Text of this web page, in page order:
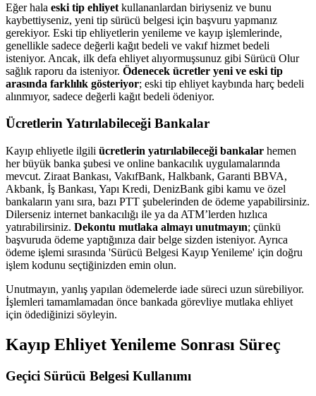
Eğer hala eski tip ehliyet kullananlardan biriyseniz ve bunu
kaybettiyseniz, yeni tip sürücü belgesi için başvuru yapmanız
gerekiyor. Eski tip ehliyetlerin yenileme ve kayıp işlemlerinde,
genellikle sadece değerli kağıt bedeli ve vakıf hizmet bedeli
isteniyor. Ancak, ilk defa ehliyet alıyormuşsunuz gibi Sürücü Olur
sağlık raporu da isteniyor. Ödenecek ücretler yeni ve eski tip
arasında farklılık gösteriyor; eski tip ehliyet kaybında harç bedeli
alınmıyor, sadece değerli kağıt bedeli ödeniyor.
Ücretlerin Yatırılabileceği Bankalar
Kayıp ehliyetle ilgili ücretlerin yatırılabileceği bankalar hemen
her büyük banka şubesi ve online bankacılık uygulamalarında
mevcut. Ziraat Bankası, VakıfBank, Halkbank, Garanti BBVA,
Akbank, İş Bankası, Yapı Kredi, DenizBank gibi kamu ve özel
bankaların yanı sıra, bazı PTT şubelerinden de ödeme yapabilirsiniz.
Dilerseniz internet bankacılığı ile ya da ATM’lerden hızlıca
yatırabilirsiniz. Dekontu mutlaka almayı unutmayın; çünkü
başvuruda ödeme yaptığınıza dair belge sizden isteniyor. Ayrıca
ödeme işlemi sırasında 'Sürücü Belgesi Kayıp Yenileme' için doğru
işlem kodunu seçtiğinizden emin olun.
Unutmayın, yanlış yapılan ödemelerde iade süreci uzun sürebiliyor.
İşlemleri tamamlamadan önce bankada görevliye mutlaka ehliyet
için ödediğinizi söyleyin.
Kayıp Ehliyet Yenileme Sonrası Süreç
Geçici Sürücü Belgesi Kullanımı